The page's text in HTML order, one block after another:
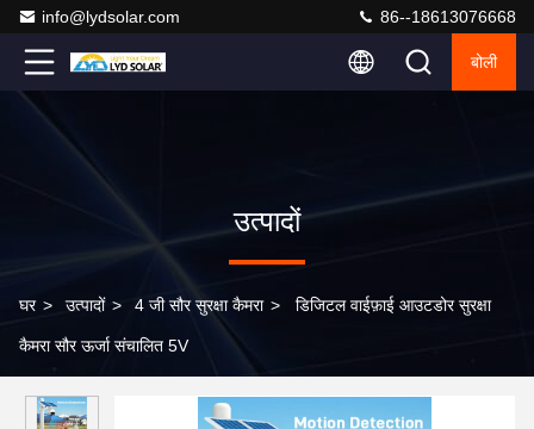
info@lydsolar.com 86--18613076668
बोली
उत्पादों
घर > उत्पादों > 4 जी सौर सुरक्षा कैमरा > डिजिटल वाईफ़ाई आउटडोर सुरक्षा
कैमरा सौर ऊर्जा संचालित 5V